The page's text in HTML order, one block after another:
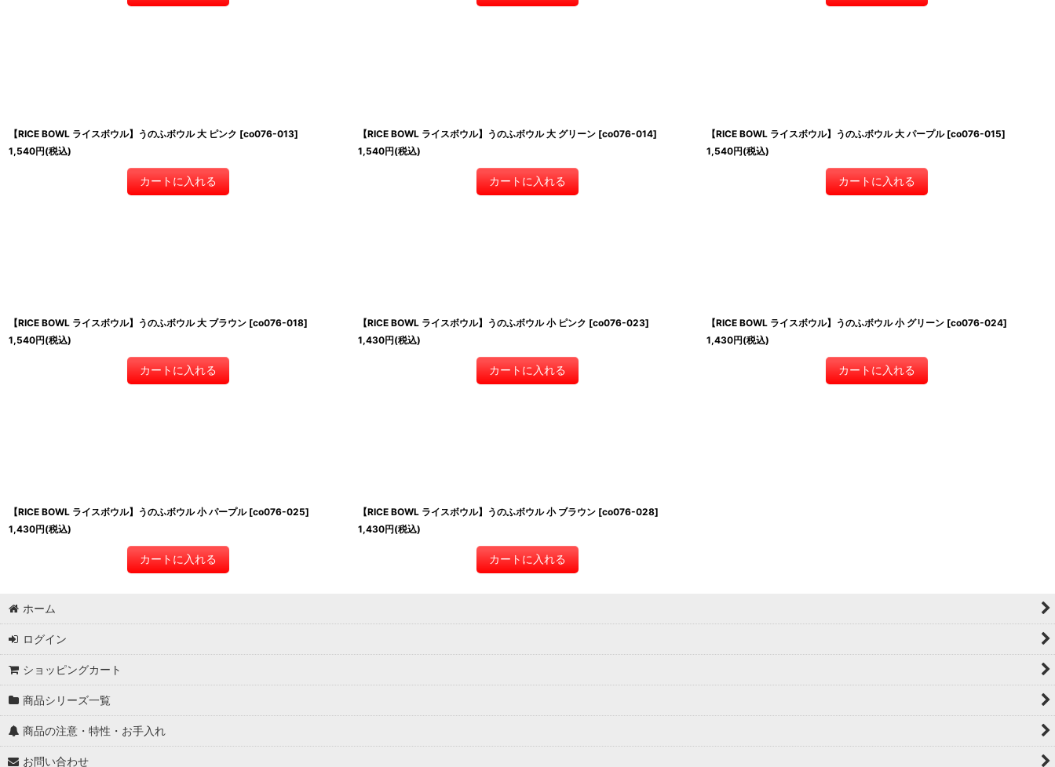
【RICE BOWL ライスボウル】うのふボウル 大 ピンク [co076-013]
1,540円(税込)
カートに入れる
【RICE BOWL ライスボウル】うのふボウル 大 グリーン [co076-014]
1,540円(税込)
カートに入れる
【RICE BOWL ライスボウル】うのふボウル 大 パープル [co076-015]
1,540円(税込)
カートに入れる
【RICE BOWL ライスボウル】うのふボウル 大 ブラウン [co076-018]
1,540円(税込)
カートに入れる
【RICE BOWL ライスボウル】うのふボウル 小 ピンク [co076-023]
1,430円(税込)
カートに入れる
【RICE BOWL ライスボウル】うのふボウル 小 グリーン [co076-024]
1,430円(税込)
カートに入れる
【RICE BOWL ライスボウル】うのふボウル 小 パープル [co076-025]
1,430円(税込)
カートに入れる
【RICE BOWL ライスボウル】うのふボウル 小 ブラウン [co076-028]
1,430円(税込)
カートに入れる
ホーム
ログイン
ショッピングカート
商品シリーズ一覧
商品の注意・特性・お手入れ
お問い合わせ